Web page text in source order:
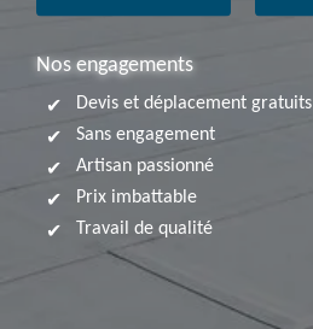
Nos engagements
Devis et déplacement gratuits
Sans engagement
Artisan passionné
Prix imbattable
Travail de qualité